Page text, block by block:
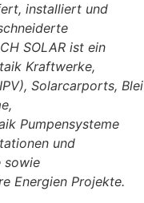
installiert und
SOLAR ist ein
Kraftwerke,
Solarcarports, Blei
Pumpensysteme
und
sowie
Energien Projekte.